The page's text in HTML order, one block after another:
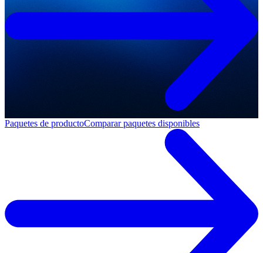
Paquetes de productoComparar paquetes disponibles